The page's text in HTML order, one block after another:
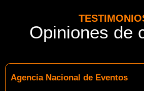
Opiniones de
Agencia Nacional de Eventos